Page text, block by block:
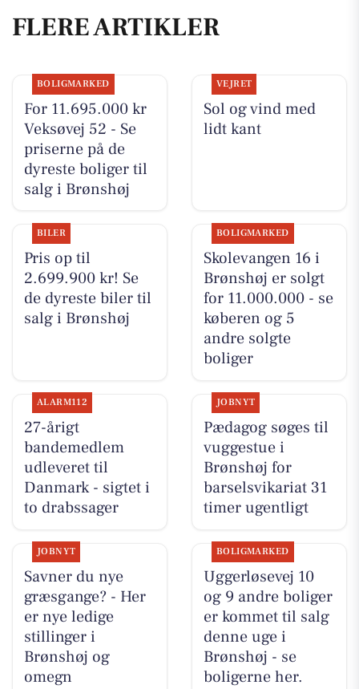
FLERE ARTIKLER
BOLIGMARKED
For 11.695.000 kr
Veksøvej 52 - Se
priserne på de
dyreste boliger til
salg i Brønshøj
VEJRET
Sol og vind med
lidt kant
BILER
Pris op til
2.699.900 kr! Se
de dyreste biler til
salg i Brønshøj
BOLIGMARKED
Skolevangen 16 i
Brønshøj er solgt
for 11.000.000 - se
køberen og 5
andre solgte
boliger
ALARM112
27-årigt
bandemedlem
udleveret til
Danmark - sigtet i
to drabssager
JOBNYT
Pædagog søges til
vuggestue i
Brønshøj for
barselsvikariat 31
timer ugentligt
JOBNYT
Savner du nye
græsgange? - Her
er nye ledige
stillinger i
Brønshøj og
omegn
BOLIGMARKED
Uggerløsevej 10
og 9 andre boliger
er kommet til salg
denne uge i
Brønshøj - se
boligerne her.